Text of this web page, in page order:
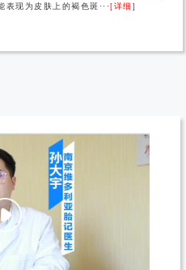
表现为皮肤上的褐色斑···[详细]